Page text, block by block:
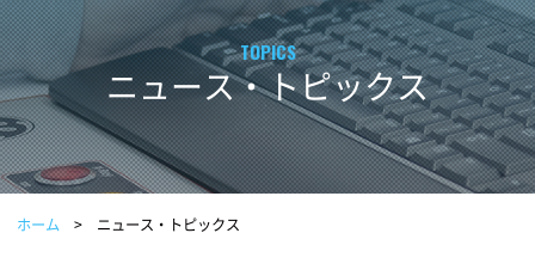
ニュース・トピックス
ホーム ニュース・トピックス